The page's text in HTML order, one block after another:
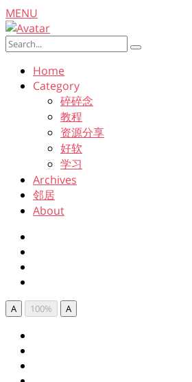
MENU
Home
Category
碎碎念
教程
资源分享
好软
学习
Archives
邻居
About
A 100% A